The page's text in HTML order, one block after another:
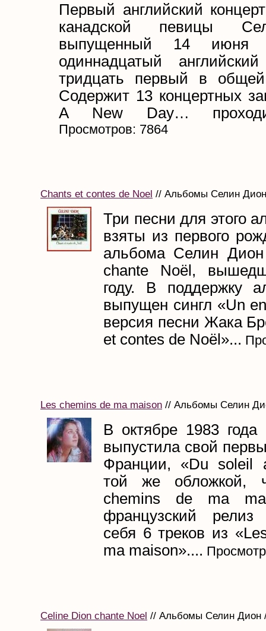
Первый английский
канадской певицы
выпущенный 14 июня
одиннадцатый
тридцать первый в
Содержит 13 концертных
A New Day…
Просмотров: 7864
Chants et contes de Noel // Альбомы Селин
Три песни для этого
взяты из первого
альбома Селин
chante Noël,
году. В поддержку
выпущен сингл «Un
версия песни Жака
et contes de Noël»...
Les chemins de ma maison // Альбомы Селин
В октябре 1983
выпустила свой
Франции, «Du
той же обложкой,
chemins de ma
французский
себя 6 треков из
ma maison»....
Celine Dion chante Noel // Альбомы Селин Дион